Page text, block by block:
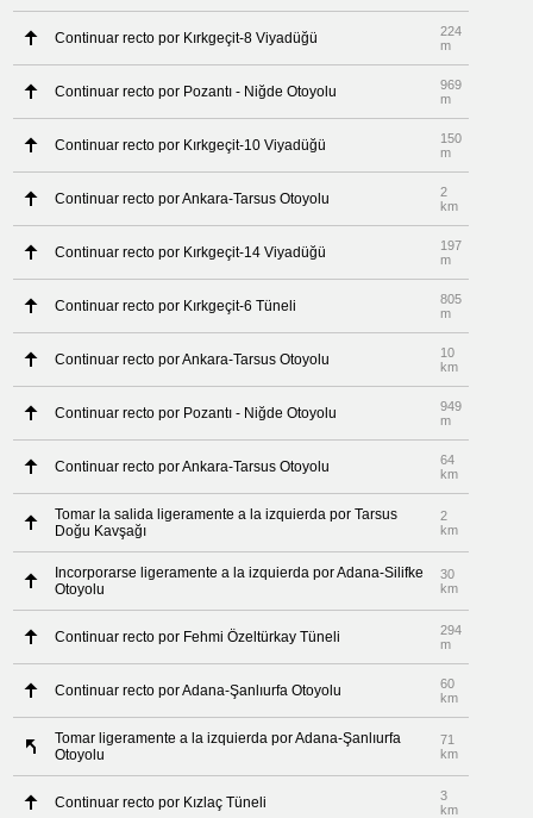
Continuar recto por Kırkgeçit-8 Viyadüğü
224
m
Continuar recto por Pozantı - Niğde Otoyolu
969
m
Continuar recto por Kırkgeçit-10 Viyadüğü
150
m
Continuar recto por Ankara-Tarsus Otoyolu
2
km
Continuar recto por Kırkgeçit-14 Viyadüğü
197
m
Continuar recto por Kırkgeçit-6 Tüneli
805
m
Continuar recto por Ankara-Tarsus Otoyolu
10
km
Continuar recto por Pozantı - Niğde Otoyolu
949
m
Continuar recto por Ankara-Tarsus Otoyolu
64
km
Tomar la salida ligeramente a la izquierda por Tarsus
Doğu Kavşağı
2
km
Incorporarse ligeramente a la izquierda por Adana-Silifke
Otoyolu
30
km
Continuar recto por Fehmi Özeltürkay Tüneli
294
m
Continuar recto por Adana-Şanlıurfa Otoyolu
60
km
Tomar ligeramente a la izquierda por Adana-Şanlıurfa
Otoyolu
71
km
Continuar recto por Kızlaç Tüneli
3
km